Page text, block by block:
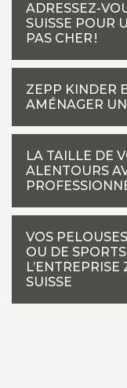
ADRESSEZ-
SUISSE POUR
PAS CHER !
ZEPP KINDER
AMÉNAGER
LA TAILLE DE
ALENTOURS
VOS
OU DE
SUISSE